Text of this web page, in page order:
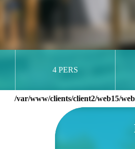
4 PERS
/var/www/clients/client2/web15/